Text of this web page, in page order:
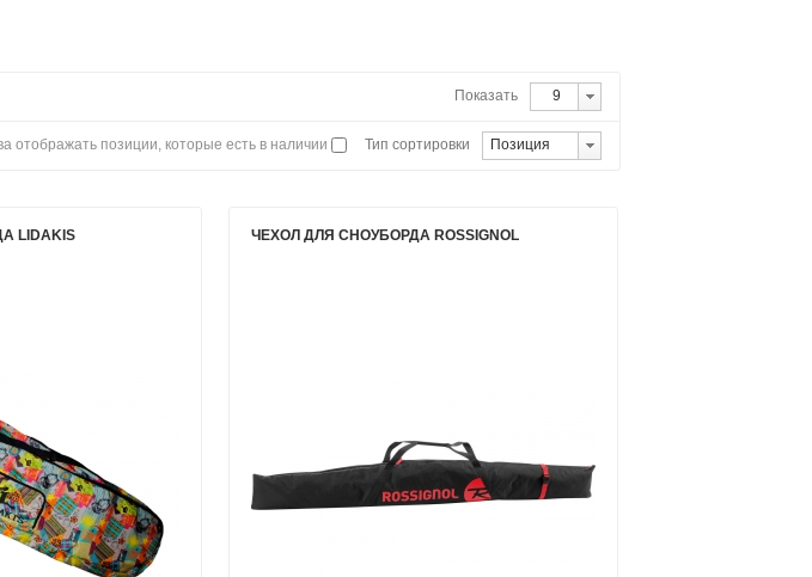
Показать 9
Тип сортировки Позиция
отображать позиции, которые есть в наличии
LIDAKIS ЧЕХОЛ ДЛЯ СНОУБОРДА ROSSIGNOL